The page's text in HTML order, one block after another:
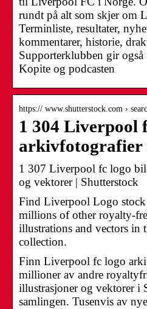
rundt på alt som skjer om
Terminliste, resultater,
kommentarer, historie,
Supporterklubben gir også
Kopite og podcasten
https:// www.shutterstock.com ›
1 304 Liverpool
arkivfotografier
1 307 Liverpool fc logo
og vektorer | Shutterstock
Find Liverpool Logo
millions of other royalty-
illustrations and vectors in
collection.
Finn Liverpool fc logo
millioner av andre
illustrasjoner og vektorer i
samlingen. Tusenvis av